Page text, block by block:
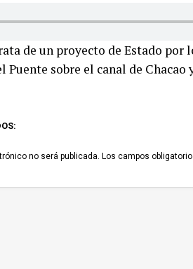
de un proyecto de Estado por
Puente sobre el canal de
no será publicada. Los campos